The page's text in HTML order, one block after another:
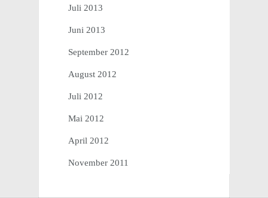
Juli 2013
Juni 2013
September 2012
August 2012
Juli 2012
Mai 2012
April 2012
November 2011